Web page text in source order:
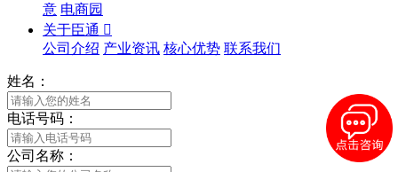
意 电商园
关于臣通 
公司介绍 产业资讯 核心优势 联系我们
姓名：
电话号码：
公司名称：